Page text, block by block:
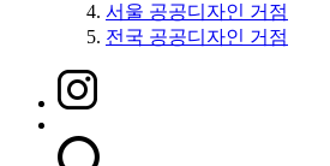
서울 공공디자인 거점
전국 공공디자인 거점